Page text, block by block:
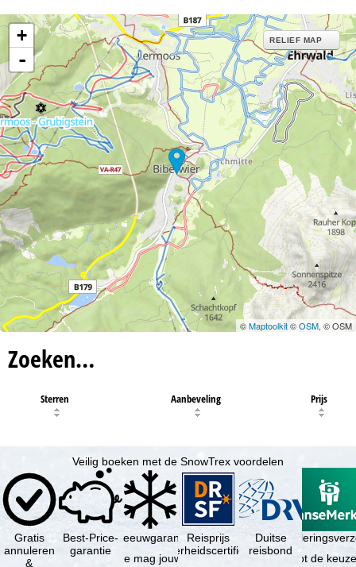
+
-
RELIEF MAP
©Maptoolkit©OSM, © OSM
Zoeken…
Sterren Aanbeveling Prijs
Veilig boeken met de SnowTrex voordelen
Gratis
annuleren
&
Best-Price-
garantie
Sneeuwgarantie
Je mag jouw
Reisprijs
zekerheidscertificaat
Duitse
reisbond
Je hebt de